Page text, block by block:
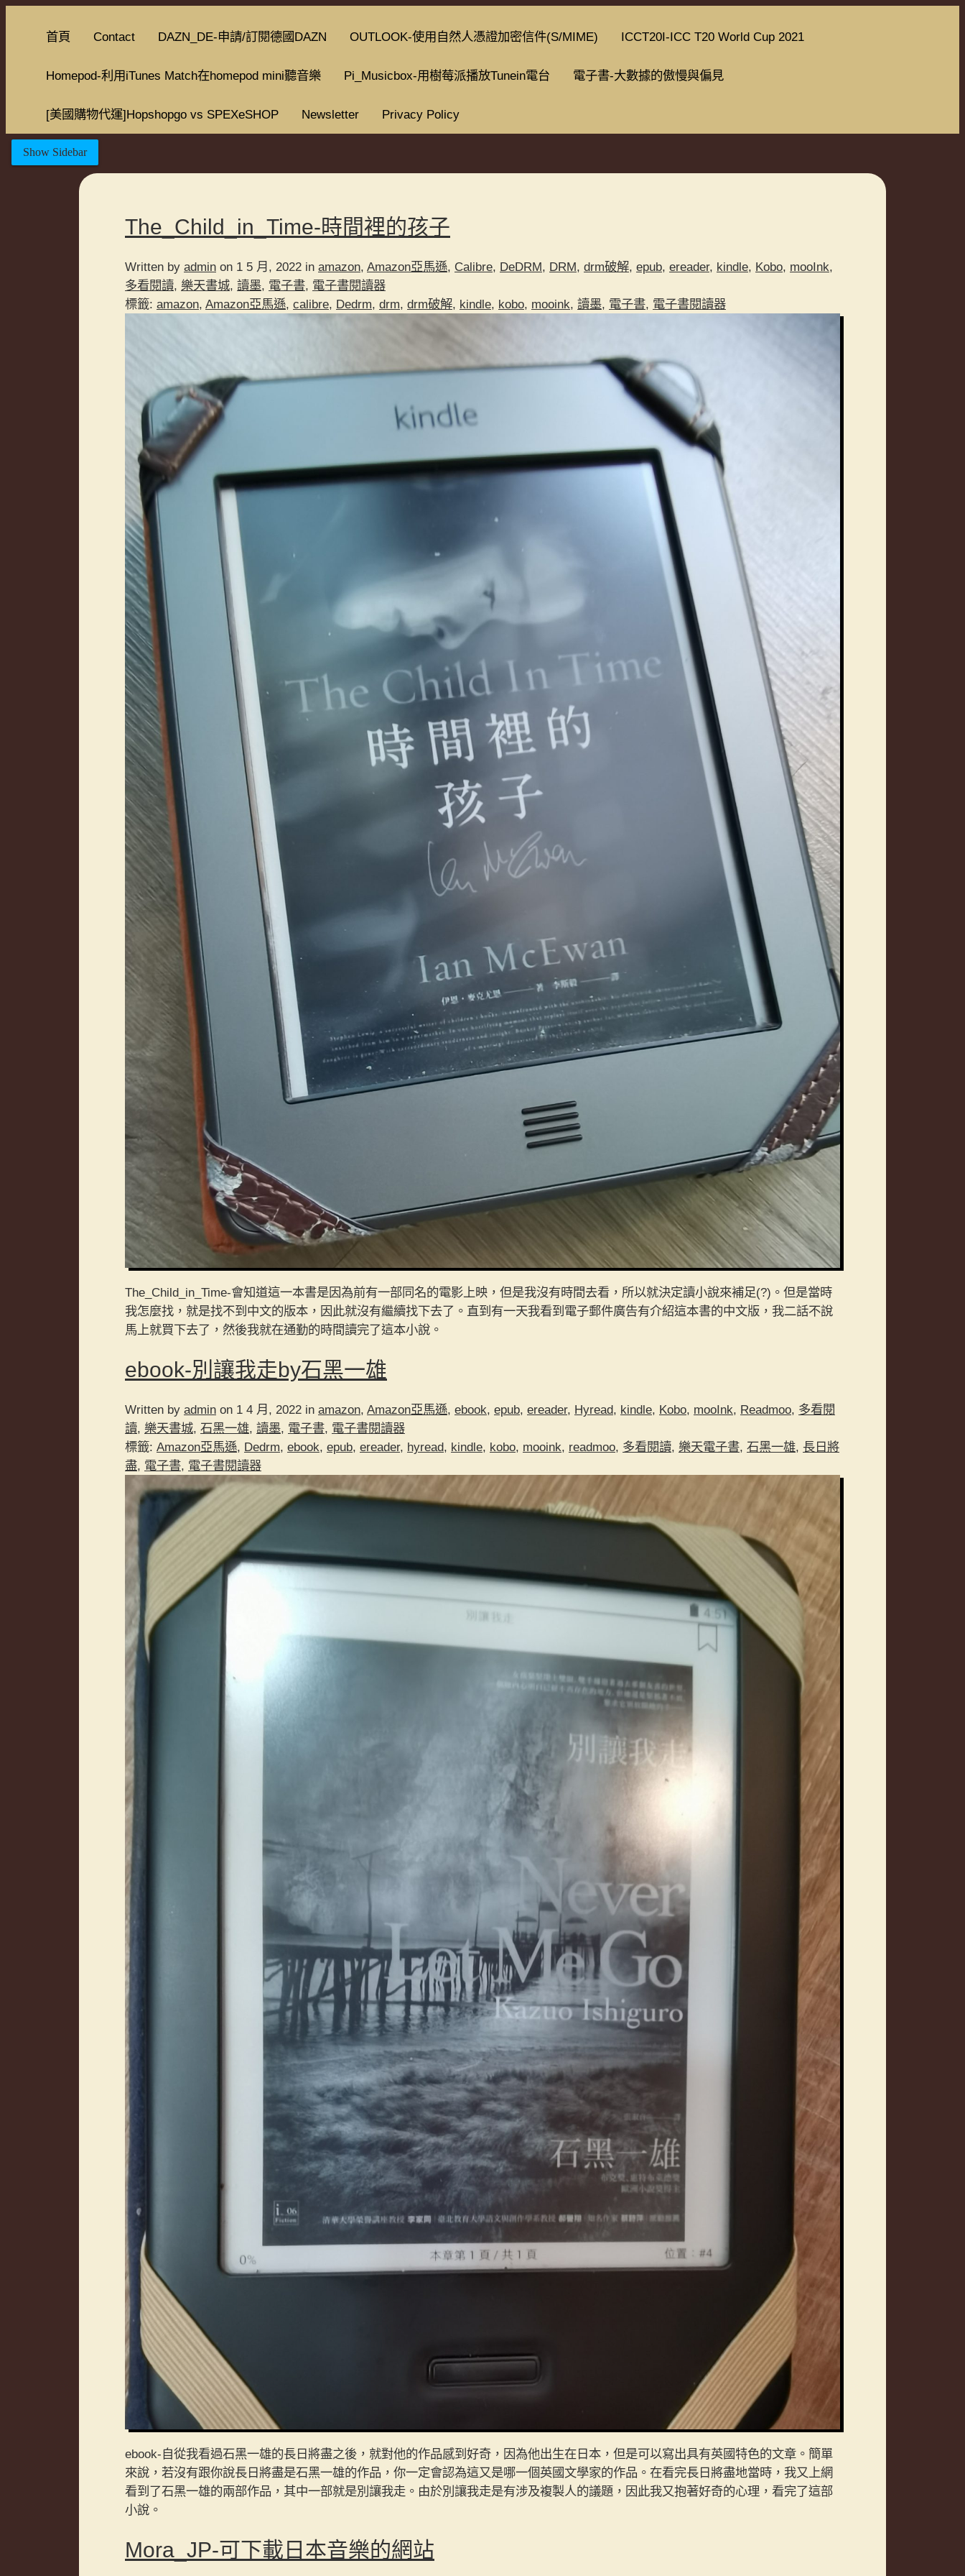
首頁 Contact DAZN_DE-申請/訂閱德國DAZN OUTLOOK-使用自然人憑證加密信件(S/MIME) ICCT20I-ICC T20 World Cup 2021
Homepod-利用iTunes Match在homepod mini聽音樂 Pi_Musicbox-用樹莓派播放Tunein電台 電子書-大數據的傲慢與偏見
[美國購物代運]Hopshopgo vs SPEXeSHOP Newsletter Privacy Policy
Show Sidebar
The_Child_in_Time-時間裡的孩子
Written by admin on 1 5 月, 2022 in amazon, Amazon亞馬遜, Calibre, DeDRM, DRM, drm破解, epub, ereader, kindle, Kobo, mooInk,
多看閱讀, 樂天書城, 讀墨, 電子書, 電子書閱讀器
標籤: amazon, Amazon亞馬遜, calibre, Dedrm, drm, drm破解, kindle, kobo, mooink, 讀墨, 電子書, 電子書閱讀器
The_Child_in_Time-會知道這一本書是因為前有一部同名的電影上映，但是我沒有時間去看，所以就決定讀小說來補足(?)。但是當時
我怎麼找，就是找不到中文的版本，因此就沒有繼續找下去了。直到有一天我看到電子郵件廣告有介紹這本書的中文版，我二話不說
馬上就買下去了，然後我就在通勤的時間讀完了這本小說。
ebook-別讓我走by石黑一雄
Written by admin on 1 4 月, 2022 in amazon, Amazon亞馬遜, ebook, epub, ereader, Hyread, kindle, Kobo, mooInk, Readmoo, 多看閱
讀, 樂天書城, 石黑一雄, 讀墨, 電子書, 電子書閱讀器
標籤: Amazon亞馬遜, Dedrm, ebook, epub, ereader, hyread, kindle, kobo, mooink, readmoo, 多看閱讀, 樂天電子書, 石黑一雄, 長日將
盡, 電子書, 電子書閱讀器
ebook-自從我看過石黑一雄的長日將盡之後，就對他的作品感到好奇，因為他出生在日本，但是可以寫出具有英國特色的文章。簡單
來說，若沒有跟你說長日將盡是石黑一雄的作品，你一定會認為這又是哪一個英國文學家的作品。在看完長日將盡地當時，我又上網
看到了石黑一雄的兩部作品，其中一部就是別讓我走。由於別讓我走是有涉及複製人的議題，因此我又抱著好奇的心理，看完了這部
小說。
Mora_JP-可下載日本音樂的網站